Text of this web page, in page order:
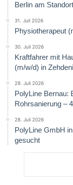
Berlin am
31. Juli 2026
Physiotherapeut
30. Juli 2026
Kraftfahrer mit
(m/w/d) in
29. Juli 2026
PolyLine Bernau:
Rohrsanierung –
28. Juli 2026
PolyLine GmbH
gesucht